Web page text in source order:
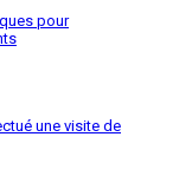
pour
une visite de